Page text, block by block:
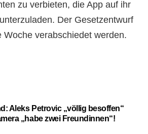
zu verbieten, die App auf ihr
Der Gesetzentwurf
Woche verabschiedet werden.
Aleks Petrovic „völlig besoffen“
„habe zwei Freundinnen“!